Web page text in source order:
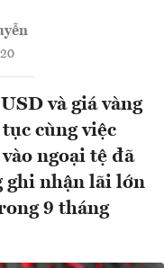
và giá vàng
cùng việc
ngoại tệ đã
ghi nhận lãi lớn
9 tháng